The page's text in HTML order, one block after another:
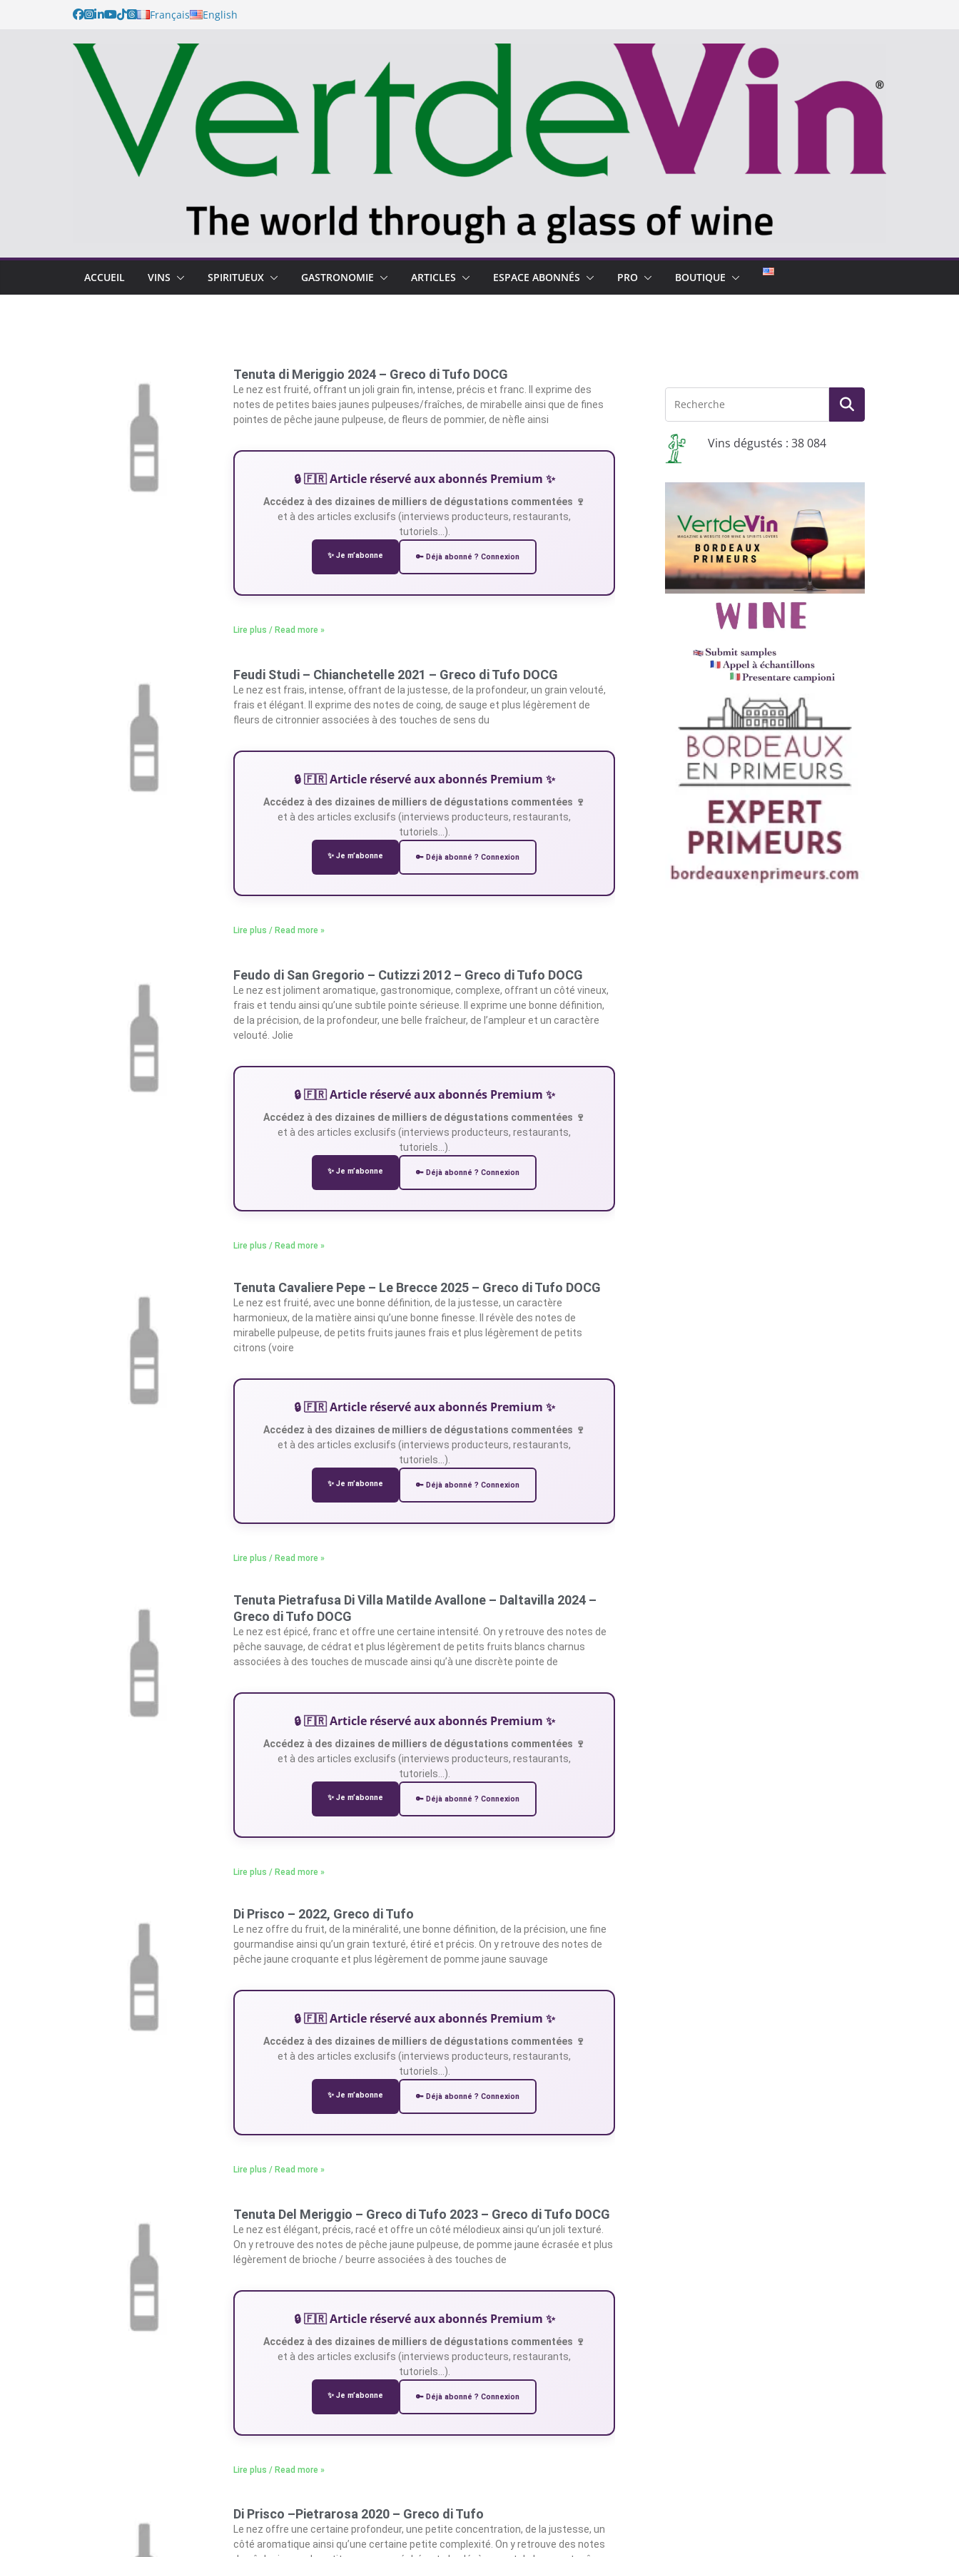
Français English
ACCUEIL VINS SPIRITUEUX GASTRONOMIE ARTICLES ESPACE ABONNÉS PRO BOUTIQUE
Tenuta di Meriggio 2024 – Greco di Tufo DOCG
Le nez est fruité, offrant un joli grain fin, intense, précis et franc. Il exprime des
notes de petites baies jaunes pulpeuses/fraîches, de mirabelle ainsi que de fines
pointes de pêche jaune pulpeuse, de fleurs de pommier, de nèfle ainsi
🔒 🇫🇷 Article réservé aux abonnés Premium ✨
Accédez à des dizaines de milliers de dégustations commentées 🍷
et à des articles exclusifs (interviews producteurs, restaurants,
tutoriels…).
✨ Je m’abonne 🔑 Déjà abonné ? Connexion
Lire plus / Read more »
Feudi Studi – Chianchetelle 2021 – Greco di Tufo DOCG
Le nez est frais, intense, offrant de la justesse, de la profondeur, un grain velouté,
frais et élégant. Il exprime des notes de coing, de sauge et plus légèrement de
fleurs de citronnier associées à des touches de sens du
🔒 🇫🇷 Article réservé aux abonnés Premium ✨
Accédez à des dizaines de milliers de dégustations commentées 🍷
et à des articles exclusifs (interviews producteurs, restaurants,
tutoriels…).
✨ Je m’abonne 🔑 Déjà abonné ? Connexion
Lire plus / Read more »
Feudo di San Gregorio – Cutizzi 2012 – Greco di Tufo DOCG
Le nez est joliment aromatique, gastronomique, complexe, offrant un côté vineux,
frais et tendu ainsi qu’une subtile pointe sérieuse. Il exprime une bonne définition,
de la précision, de la profondeur, une belle fraîcheur, de l’ampleur et un caractère
velouté. Jolie
🔒 🇫🇷 Article réservé aux abonnés Premium ✨
Accédez à des dizaines de milliers de dégustations commentées 🍷
et à des articles exclusifs (interviews producteurs, restaurants,
tutoriels…).
✨ Je m’abonne 🔑 Déjà abonné ? Connexion
Lire plus / Read more »
Tenuta Cavaliere Pepe – Le Brecce 2025 – Greco di Tufo DOCG
Le nez est fruité, avec une bonne définition, de la justesse, un caractère
harmonieux, de la matière ainsi qu’une bonne finesse. Il révèle des notes de
mirabelle pulpeuse, de petits fruits jaunes frais et plus légèrement de petits
citrons (voire
🔒 🇫🇷 Article réservé aux abonnés Premium ✨
Accédez à des dizaines de milliers de dégustations commentées 🍷
et à des articles exclusifs (interviews producteurs, restaurants,
tutoriels…).
✨ Je m’abonne 🔑 Déjà abonné ? Connexion
Lire plus / Read more »
Tenuta Pietrafusa Di Villa Matilde Avallone – Daltavilla 2024 –
Greco di Tufo DOCG
Le nez est épicé, franc et offre une certaine intensité. On y retrouve des notes de
pêche sauvage, de cédrat et plus légèrement de petits fruits blancs charnus
associées à des touches de muscade ainsi qu’à une discrète pointe de
🔒 🇫🇷 Article réservé aux abonnés Premium ✨
Accédez à des dizaines de milliers de dégustations commentées 🍷
et à des articles exclusifs (interviews producteurs, restaurants,
tutoriels…).
✨ Je m’abonne 🔑 Déjà abonné ? Connexion
Lire plus / Read more »
Di Prisco – 2022, Greco di Tufo
Le nez offre du fruit, de la minéralité, une bonne définition, de la précision, une fine
gourmandise ainsi qu’un grain texturé, étiré et précis. On y retrouve des notes de
pêche jaune croquante et plus légèrement de pomme jaune sauvage
🔒 🇫🇷 Article réservé aux abonnés Premium ✨
Accédez à des dizaines de milliers de dégustations commentées 🍷
et à des articles exclusifs (interviews producteurs, restaurants,
tutoriels…).
✨ Je m’abonne 🔑 Déjà abonné ? Connexion
Lire plus / Read more »
Tenuta Del Meriggio – Greco di Tufo 2023 – Greco di Tufo DOCG
Le nez est élégant, précis, racé et offre un côté mélodieux ainsi qu’un joli texturé.
On y retrouve des notes de pêche jaune pulpeuse, de pomme jaune écrasée et plus
légèrement de brioche / beurre associées à des touches de
🔒 🇫🇷 Article réservé aux abonnés Premium ✨
Accédez à des dizaines de milliers de dégustations commentées 🍷
et à des articles exclusifs (interviews producteurs, restaurants,
tutoriels…).
✨ Je m’abonne 🔑 Déjà abonné ? Connexion
Lire plus / Read more »
Di Prisco –Pietrarosa 2020 – Greco di Tufo
Le nez offre une certaine profondeur, une petite concentration, de la justesse, un
côté aromatique ainsi qu’une certaine petite complexité. On y retrouve des notes
Vins dégustés : 38 084